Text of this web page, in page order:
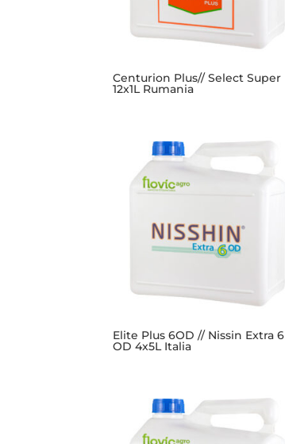
Centurion Plus// Select Super
12x1L Rumania
Elite Plus 6OD // Nissin Extra 6
OD 4x5L Italia